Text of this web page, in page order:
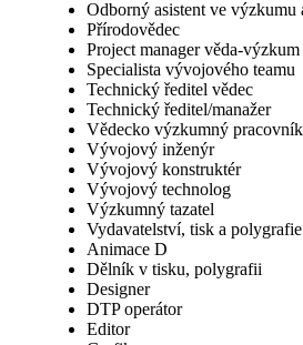
Odborný asistent ve
Přírodovědec
Project manager věda-výzkum
Specialista vývojového teamu
Technický ředitel vědec
Technický ředitel/manažer
Vědecko výzkumný pracovník
Vývojový inženýr
Vývojový konstruktér
Vývojový technolog
Výzkumný tazatel
Vydavatelství, tisk a polygrafie
Animace D
Dělník v tisku, polygrafii
Designer
DTP operátor
Editor